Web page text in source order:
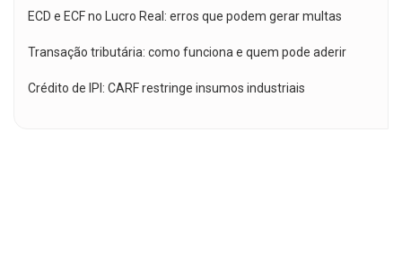
ECD e ECF no Lucro Real: erros que podem gerar multas
Transação tributária: como funciona e quem pode aderir
Crédito de IPI: CARF restringe insumos industriais